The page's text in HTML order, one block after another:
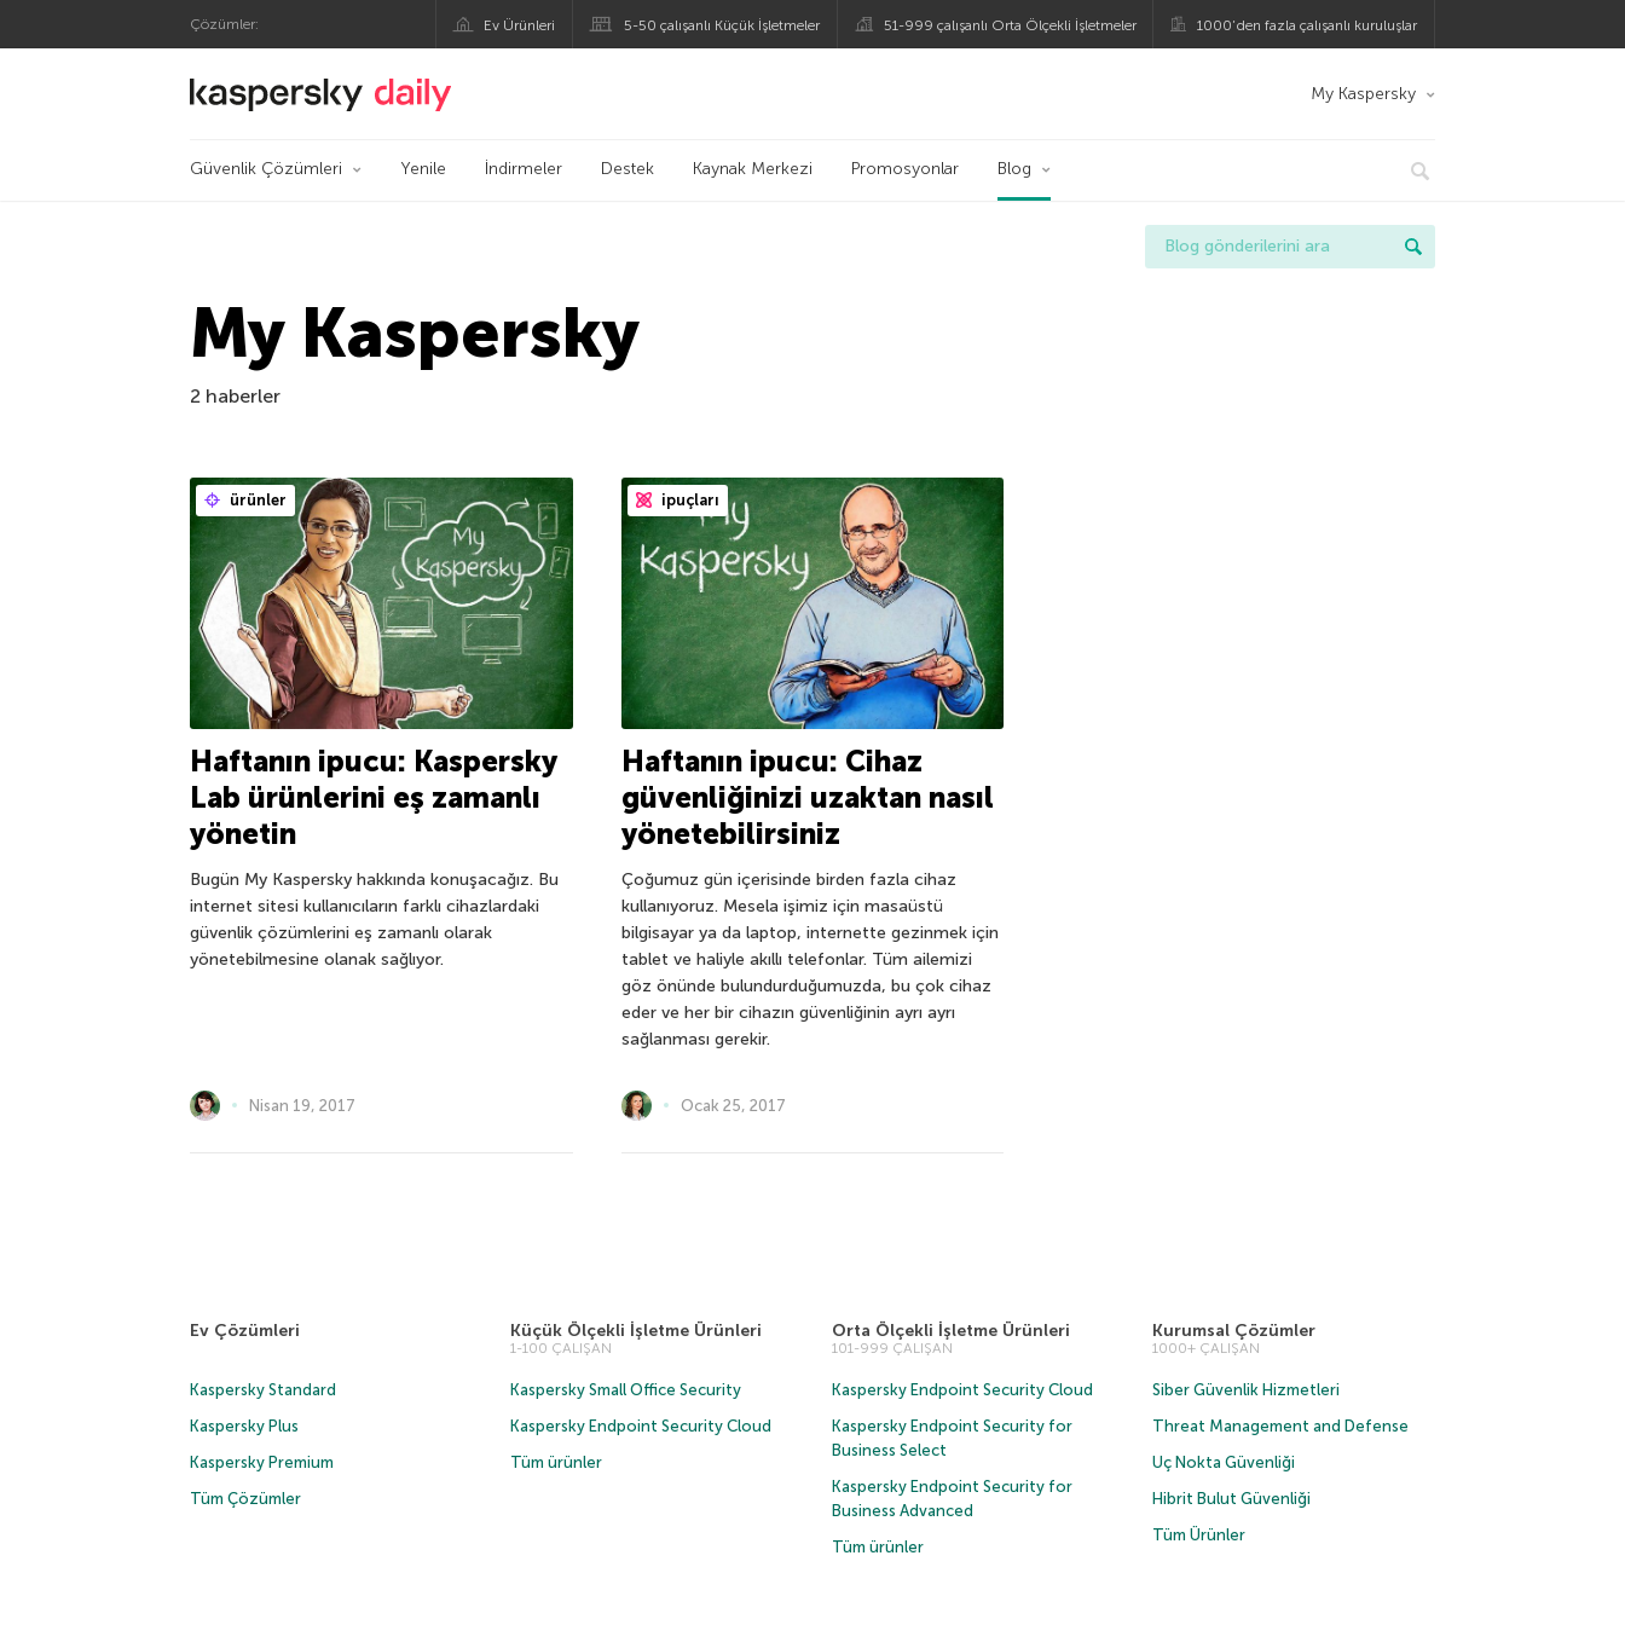
Çözümler: Ev Ürünleri 5-50 çalışanlı Küçük İşletmeler 51-999 çalışanlı Orta Ölçekli İşletmeler 1000’den fazla çalışanlı kuruluşlar
Kaspersky Resmi Blogu My Kaspersky
Güvenlik Çözümleri Yenile İndirmeler Destek Kaynak Merkezi Promosyonlar Blog
My Kaspersky
2 haberler
ürünler
Haftanın ipucu: Kaspersky
Lab ürünlerini eş zamanlı
yönetin
Bugün My Kaspersky hakkında konuşacağız. Bu
internet sitesi kullanıcıların farklı cihazlardaki
güvenlik çözümlerini eş zamanlı olarak
yönetebilmesine olanak sağlıyor.
Nisan 19, 2017
ipuçları
Haftanın ipucu: Cihaz
güvenliğinizi uzaktan nasıl
yönetebilirsiniz
Çoğumuz gün içerisinde birden fazla cihaz
kullanıyoruz. Mesela işimiz için masaüstü
bilgisayar ya da laptop, internette gezinmek için
tablet ve haliyle akıllı telefonlar. Tüm ailemizi
göz önünde bulundurduğumuzda, bu çok cihaz
eder ve her bir cihazın güvenliğinin ayrı ayrı
sağlanması gerekir.
Ocak 25, 2017
Ev Çözümleri
Kaspersky Standard
Kaspersky Plus
Kaspersky Premium
Tüm Çözümler
Küçük Ölçekli İşletme Ürünleri
1-100 ÇALIŞAN
Kaspersky Small Office Security
Kaspersky Endpoint Security Cloud
Tüm ürünler
Orta Ölçekli İşletme Ürünleri
101-999 ÇALIŞAN
Kaspersky Endpoint Security Cloud
Kaspersky Endpoint Security for
Business Select
Kaspersky Endpoint Security for
Business Advanced
Tüm ürünler
Kurumsal Çözümler
1000+ ÇALIŞAN
Siber Güvenlik Hizmetleri
Threat Management and Defense
Uç Nokta Güvenliği
Hibrit Bulut Güvenliği
Tüm Ürünler